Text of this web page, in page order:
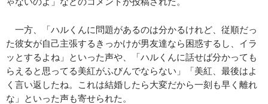
一方、「ハルくんに問題があるのは分かるけれど、従順だっ
た彼女が自己主張するきっかけが男友達なら困惑するし、イラ
ッとするよね」といった声や、「ハルくんに話せば分かっても
らえると思ってる美紅がふびんでならない」「美紅、最後はよ
く言い返したね。これは結婚したら大変だから一刻も早く離れ
な」といった声も寄せられた。